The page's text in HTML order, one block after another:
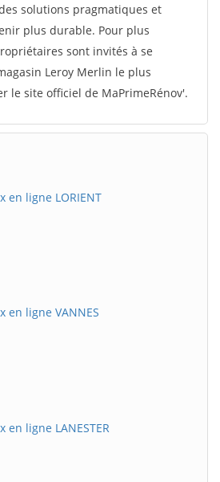
solutions pragmatiques et
plus durable. Pour plus
sont invités à se
Leroy Merlin le plus
le site officiel de MaPrimeRénov'.
en ligne LORIENT
en ligne VANNES
en ligne LANESTER